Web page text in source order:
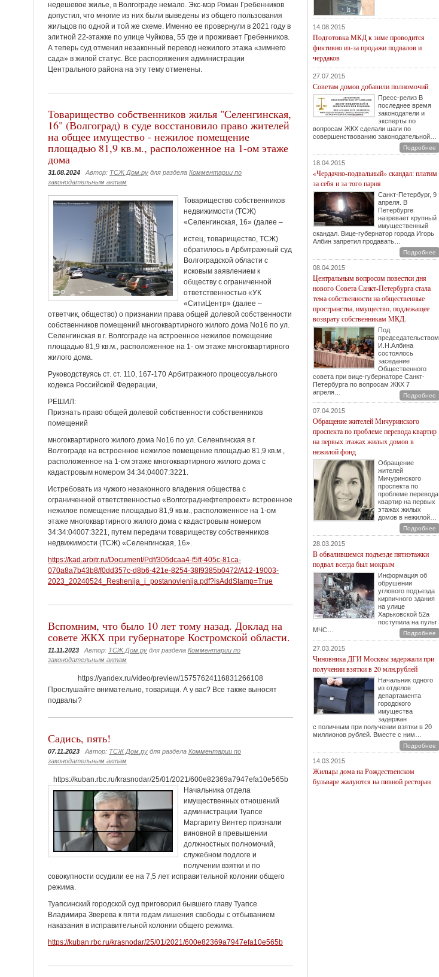
недешевое жилье, в Волгограде немало. Экс-мэр Роман Гребенников
допустил, что многие из них были выведены из общего пользования
жильцов по одной и той же схеме. Именно ее провернули в 2021 году в
элитной 22-этажке по улице Чуйкова, 55 где и проживает Гребенников.
А теперь суд отменил незаконный перевод нежилого этажа «зимнего
сада» в жилой статус. Все распоряжения администрации
Центрального района на эту тему отменены.
Товарищество собственников жилья "Селенгинская,
16" (Волгоград) в суде восстановило право жителей
на общее имущество - нежилое помещение
площадью 81,9 кв.м., расположенное на 1-ом этаже
дома
31.08.2024 Автор: ТСЖ Дом.ру для раздела Комментарии по
законодательным актам
Товарищество собственников
недвижимости (ТСЖ)
«Селенгинская, 16» (далее –
истец, товарищество, ТСЖ)
обратилось в Арбитражный суд
Волгоградской области с
исковым заявлением к
обществу с ограниченной
ответственностью «УК
«СитиЦентр» (далее –
ответчик, общество) о признании права общей долевой собственности
собственников помещений многоквартирного жилого дома No16 по ул.
Селенгинская в г. Волгограде на встроенное нежилое помещение
площадью 81,9 кв.м., расположенное на 1- ом этаже многоквартирного
жилого дома.
Руководствуясь ст. ст. 110, 167-170 Арбитражного процессуального
кодекса Российской Федерации,
РЕШИЛ:
Признать право общей долевой собственности собственников
помещений
многоквартирного жилого дома No16 по ул. Селенгинская в г.
Волгограде на встроенное нежилое помещение площадью 81,9 кв.м.,
расположенное на 1-ом этаже многоквартирного жилого дома с
кадастровым номером 34:34:04007:3221.
Истребовать из чужого незаконного владения общества с
ограниченной ответственностью «Волгограднефтепроект» встроенное
нежилое помещение площадью 81,9 кв.м., расположенное на 1-ом
этаже многоквартирного жилого дома с кадастровым номером
34:34:04007:3221, путем передачи товариществу собственников
недвижимости (ТСЖ) «Селенгинская, 16».
https://kad.arbitr.ru/Document/Pdf/306dcaa4-f5ff-405c-81ca-
070a8a7b43b8/f0dd357c-d8b6-421e-8254-38f9385b0472/A12-19003-
2023_20240524_Reshenija_i_postanovlenija.pdf?isAddStamp=True
Вспомним, что было 10 лет тому назад. Доклад на
совете ЖКХ при губернаторе Костромской области.
11.11.2023 Автор: ТСЖ Дом.ру для раздела Комментарии по
законодательным актам
https://yandex.ru/video/preview/15757624116831266108
Прослушайте внимательно, товарищи. А у вас? Все также выносят
подвалы?
Садись, пять!
07.11.2023 Автор: ТСЖ Дом.ру для раздела Комментарии по
законодательным актам
https://kuban.rbc.ru/krasnodar/25/01/2021/600e82369a7947efa10e565b
Начальника отдела
имущественных отношений
администрации Туапсе
Маргариту Винтер признали
виновной в превышении
должностных полномочий,
служебном подлоге и
получении взятки и по
совокупности осудили ее на 7,5 лет исправительной колонии общего
режима.
Туапсинский городской суд приговорил бывшего главу Туапсе
Владимира Зверева к пяти годам лишения свободы с отбыванием
наказания в исправительной колонии общего режима.
https://kuban.rbc.ru/krasnodar/25/01/2021/600e82369a7947efa10e565b
14.08.2015
Подготовка МКД к зиме проводится
фиктивно из-за продажи подвалов и
чердаков
27.07.2015
Советам домов добавили полномочий
Пресс-релиз В
последнее время
законодатели и
эксперты по
вопросам ЖКХ сделали шаги по
совершенствованию законодательной…
Подробнее
18.04.2015
«Чердачно-подвальный» скандал: платим
за себя и за того парня
Санкт-Петербург, 9
апреля. В
Петербурге
назревает крупный
имущественный
скандал. Вице-губернатор города Игорь
Албин запретил продавать…
Подробнее
08.04.2015
Центральным вопросом повестки дня
нового Совета Санкт-Петербурга стала
тема собственности на общественные
пространства, имущество, подлежащее
возврату собственникам МКД.
Под
председательством
И.Н.Албина
состоялось
заседание
Общественного
совета при вице-губернаторе Санкт-
Петербурга по вопросам ЖКХ 7
апреля…
Подробнее
07.04.2015
Обращение жителей Мичуринского
проспекта по проблеме перевода квартир
на первых этажах жилых домов в
нежилой фонд
Обращение
жителей
Мичуринского
проспекта по
проблеме перевода
квартир на первых
этажах жилых
домов в нежилой…
Подробнее
28.03.2015
В обвалившемся подъезде пятиэтажки
подвал всегда был мокрым
Информация об
обрушении
углового подъезда
кирпичного здания
на улице
Харьковской 52а
поступила на пульт
МЧС…
Подробнее
27.03.2015
Чиновника ДГИ Москвы задержали при
получении взятки в 20 млн.рублей
Начальник одного
из отделов
департамента
городского
имущества
задержан
с поличным при получении взятки в 20
миллионов рублей. Вместе с ним…
Подробнее
14.03.2015
Жильцы дома на Рождественском
бульваре жалуются на пивной ресторан